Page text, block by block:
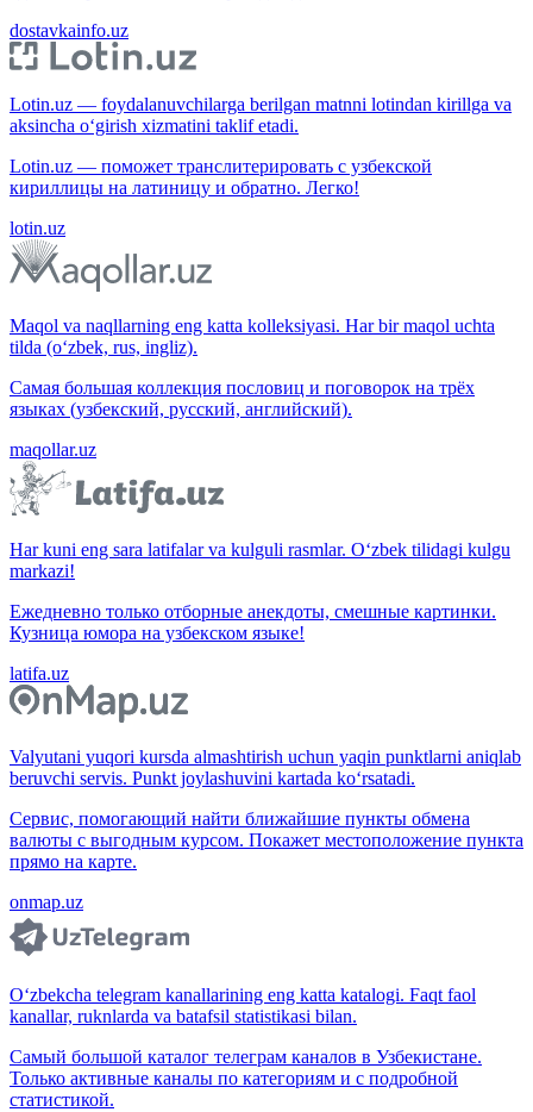
dostavkainfo.uz
Lotin.uz — foydalanuvchilarga berilgan matnni lotindan kirillga va
aksincha o‘girish xizmatini taklif etadi.
Lotin.uz — поможет транслитерировать с узбекской
кириллицы на латиницу и обратно. Легко!
lotin.uz
Maqol va naqllarning eng katta kolleksiyasi. Har bir maqol uchta
tilda (o‘zbek, rus, ingliz).
Самая большая коллекция пословиц и поговорок на трёх
языках (узбекский, русский, английский).
maqollar.uz
Har kuni eng sara latifalar va kulguli rasmlar. O‘zbek tilidagi kulgu
markazi!
Ежедневно только отборные анекдоты, смешные картинки.
Кузница юмора на узбекском языке!
latifa.uz
Valyutani yuqori kursda almashtirish uchun yaqin punktlarni aniqlab
beruvchi servis. Punkt joylashuvini kartada ko‘rsatadi.
Сервис, помогающий найти ближайшие пункты обмена
валюты с выгодным курсом. Покажет местоположение пункта
прямо на карте.
onmap.uz
O‘zbekcha telegram kanallarining eng katta katalogi. Faqt faol
kanallar, ruknlarda va batafsil statistikasi bilan.
Самый большой каталог телеграм каналов в Узбекистане.
Только активные каналы по категориям и с подробной
статистикой.